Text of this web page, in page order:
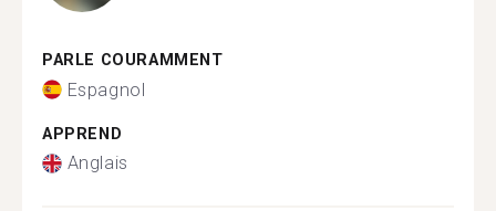
PARLE COURAMMENT
Espagnol
APPREND
Anglais